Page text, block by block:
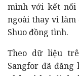
mình với kết
ngoài thay vì
Shuo đồng tình.
Theo dữ liệu
Sangfor đã